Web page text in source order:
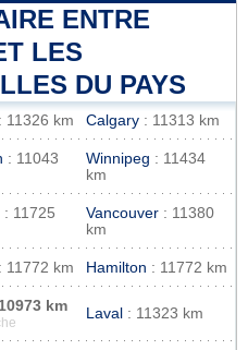
ENTRE
LES
DU PAYS
: 11326 km Calgary : 11313 km
: 11043
Winnipeg : 11434
km
: 11725
Vancouver : 11380
km
: 11772 km Hamilton : 11772 km
km Laval : 11323 km